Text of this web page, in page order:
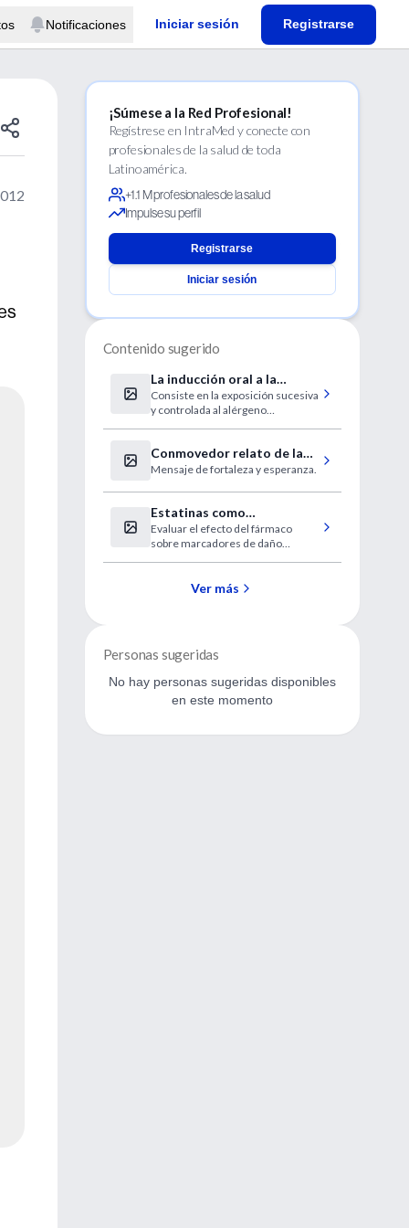
Notificaciones Iniciar sesión Registrarse
¡Súmese a la Red Profesional!
Regístrese en IntraMed y conecte con
profesionales de la salud de toda
Latinoamérica.
+1.1 M profesionales de la salud
Impulse su perfil
Registrarse
Iniciar sesión
Contenido sugerido
La inducción oral a la
tolerancia de alimentos
Consiste en la exposición sucesiva
y controlada al alérgeno
Conmovedor relato de la
médica chaqueña que le
ganó a la muerte
Mensaje de fortaleza y esperanza.
Estatinas como
neuroprotectores
Evaluar el efecto del fármaco
sobre marcadores de daño
Ver más
Personas sugeridas
No hay personas sugeridas disponibles
en este momento